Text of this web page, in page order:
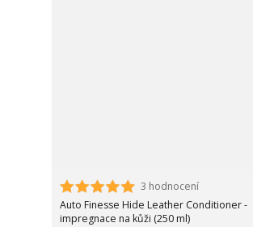
3 hodnocení
Auto Finesse Hide Leather Conditioner -
impregnace na kůži (250 ml)